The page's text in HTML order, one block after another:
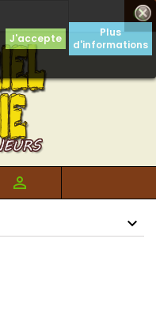

J'accepte
Plus
d'informations
